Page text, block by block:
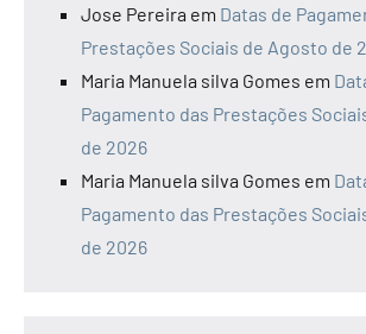
Jose Pereira em Datas de
Prestações Sociais de Agosto de
Maria Manuela silva Gomes em
Pagamento das Prestações
de 2026
Maria Manuela silva Gomes em
Pagamento das Prestações
de 2026